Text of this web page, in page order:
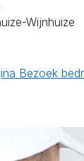
Wijnhuize
Bezoek